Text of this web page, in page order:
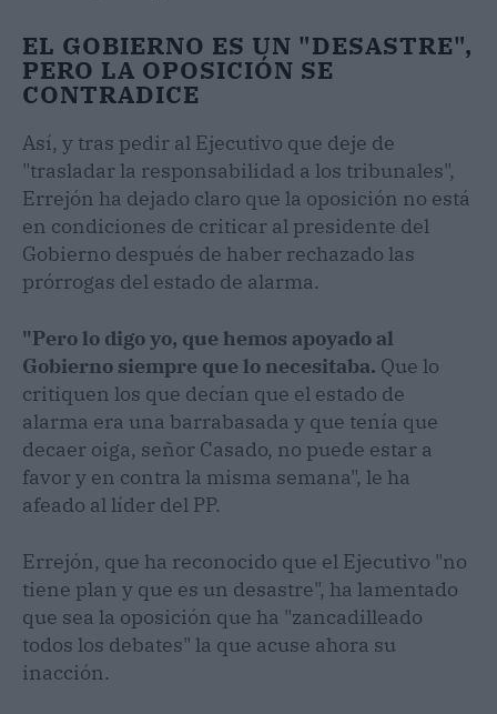
EL GOBIERNO ES UN "DESASTRE",
PERO LA OPOSICIÓN SE
CONTRADICE
Así, y tras pedir al Ejecutivo que deje de
"trasladar la responsabilidad a los tribunales",
Errejón ha dejado claro que la oposición no está
en condiciones de criticar al presidente del
Gobierno después de haber rechazado las
prórrogas del estado de alarma.
"Pero lo digo yo, que hemos apoyado al
Gobierno siempre que lo necesitaba. Que lo
critiquen los que decían que el estado de
alarma era una barrabasada y que tenía que
decaer oiga, señor Casado, no puede estar a
favor y en contra la misma semana", le ha
afeado al líder del PP.
Errejón, que ha reconocido que el Ejecutivo "no
tiene plan y que es un desastre", ha lamentado
que sea la oposición que ha "zancadilleado
todos los debates" la que acuse ahora su
inacción.